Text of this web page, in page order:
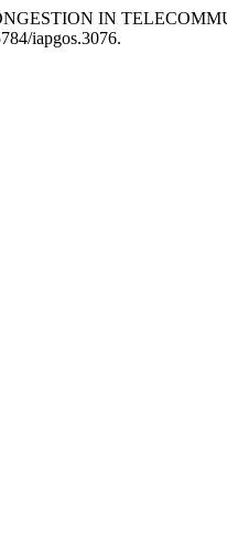
IN
iapgos.3076.